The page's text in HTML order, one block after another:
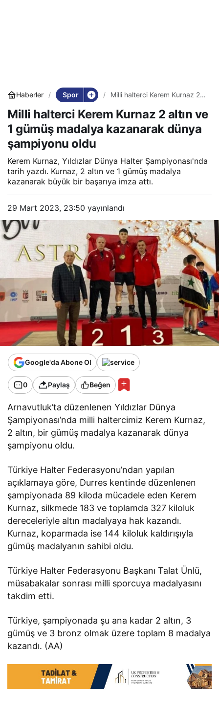
Haberler Spor
Milli halterci Kerem Kurnaz 2
kazanarak dünya şampiyonu
oldu
Milli halterci Kerem Kurnaz 2 altın ve
1 gümüş madalya kazanarak dünya
şampiyonu oldu
Kerem Kurnaz, Yıldızlar Dünya Halter Şampiyonası'nda
tarih yazdı. Kurnaz, 2 altın ve 1 gümüş madalya
kazanarak büyük bir başarıya imza attı.
29 Mart 2023, 23:50 yayınlandı
Google'da Abone Ol
0 Paylaş Beğen
Arnavutluk’ta düzenlenen Yıldızlar Dünya
Şampiyonası’nda milli haltercimiz Kerem Kurnaz,
2 altın, bir gümüş madalya kazanarak dünya
şampiyonu oldu.
Türkiye Halter Federasyonu’ndan yapılan
açıklamaya göre, Durres kentinde düzenlenen
şampiyonada 89 kiloda mücadele eden Kerem
Kurnaz, silkmede 183 ve toplamda 327 kiloluk
dereceleriyle altın madalyaya hak kazandı.
Kurnaz, koparmada ise 144 kiloluk kaldırışıyla
gümüş madalyanın sahibi oldu.
Türkiye Halter Federasyonu Başkanı Talat Ünlü,
müsabakalar sonrası milli sporcuya madalyasını
takdim etti.
Türkiye, şampiyonada şu ana kadar 2 altın, 3
gümüş ve 3 bronz olmak üzere toplam 8 madalya
kazandı. (AA)